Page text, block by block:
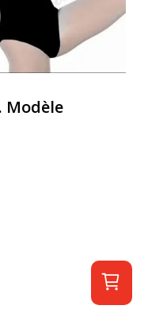
Modèle